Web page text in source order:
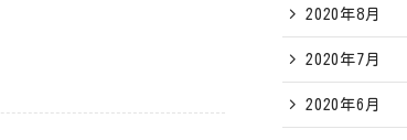
2020年8月
2020年7月
2020年6月